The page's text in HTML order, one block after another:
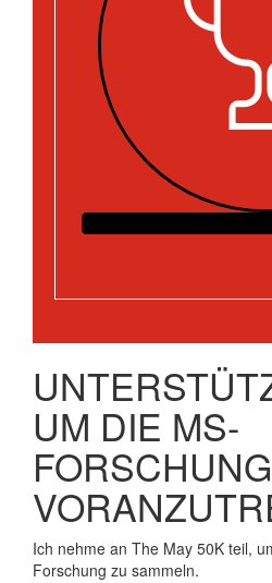
UM DIE MS-
FORSCHUNG
Ich nehme an The May 50K teil,
Forschung zu sammeln.